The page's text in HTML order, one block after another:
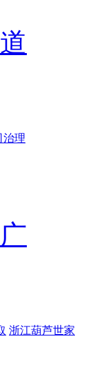
治理
浙江葫芦世家